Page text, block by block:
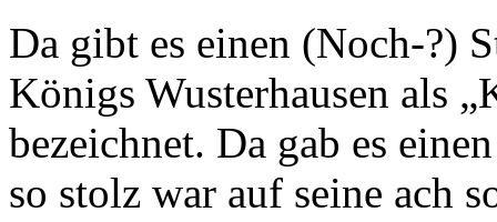
Da gibt es einen (Noch-?)
Königs Wusterhausen als
bezeichnet. Da gab es
so stolz war auf seine ach